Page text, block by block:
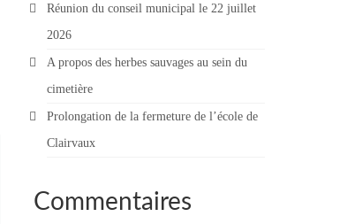
Réunion du conseil municipal le 22 juillet
2026
A propos des herbes sauvages au sein du
cimetière
Prolongation de la fermeture de l’école de
Clairvaux
Commentaires